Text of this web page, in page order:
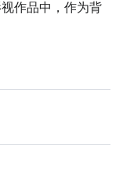
作品中，作为背